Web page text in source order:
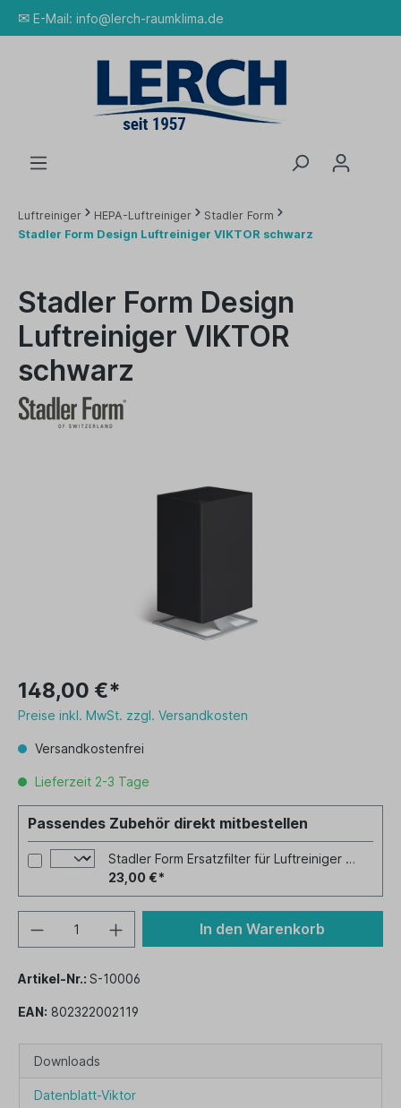
✉ E-Mail: info@lerch-raumklima.de
Luftreiniger HEPA-Luftreiniger
Stadler Form
Stadler Form Design Luftreiniger VIKTOR schwarz
Stadler Form Design
Luftreiniger VIKTOR
schwarz
148,00 €*
Preise inkl. MwSt. zzgl. Versandkosten
Versandkostenfrei
Lieferzeit 2-3 Tage
Passendes Zubehör direkt mitbestellen
Stadler Form Ersatzfilter für Luftreiniger VIKTOR
23,00 €*
In den Warenkorb
Artikel-Nr.: S-10006
EAN: 802322002119
Downloads
Datenblatt-Viktor